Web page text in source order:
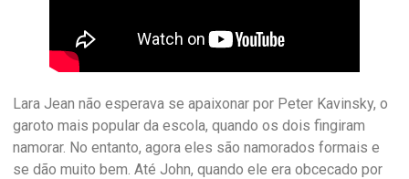
Lara Jean não esperava se apaixonar por Peter Kavinsky, o
garoto mais popular da escola, quando os dois fingiram
namorar. No entanto, agora eles são namorados formais e
se dão muito bem. Até John, quando ele era obcecado por